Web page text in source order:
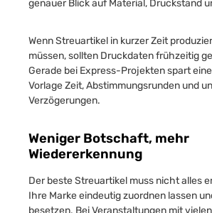
genauer Blick auf Material, Druckstand
Wenn Streuartikel in kurzer Zeit
müssen, sollten Druckdaten frühzeitig
Gerade bei Express-Projekten spart
Vorlage Zeit, Abstimmungsrunden und
Verzögerungen.
Weniger Botschaft, mehr
Wiedererkennung
Der beste Streuartikel muss nicht alles
Ihre Marke eindeutig zuordnen lassen